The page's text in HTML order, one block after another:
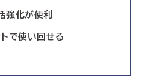
強化が便利
で使い回せる